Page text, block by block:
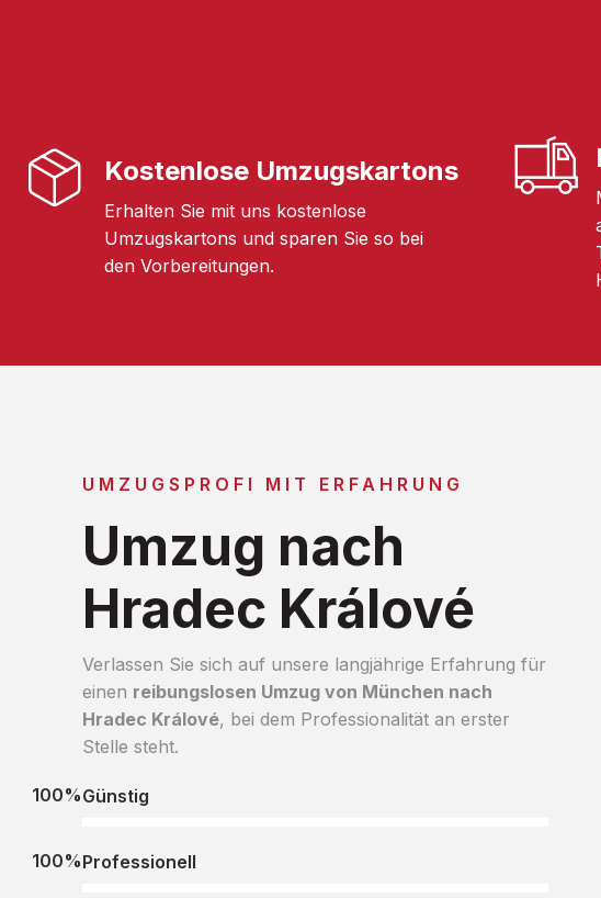
Kostenlose Umzugskartons
Erhalten Sie mit uns kostenlose
Umzugskartons und sparen Sie so bei
den Vorbereitungen.
UMZUGSPROFI MIT ERFAHRUNG
Umzug nach
Hradec Králové
Verlassen Sie sich auf unsere langjährige Erfahrung für
einen reibungslosen Umzug von München nach
Hradec Králové, bei dem Professionalität an erster
Stelle steht.
Günstig
100%
Professionell
100%